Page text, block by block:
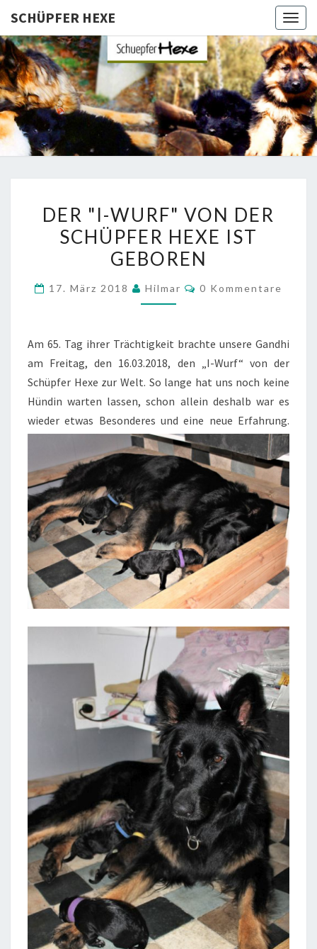
SCHÜPFER HEXE
HEXE
Langhaar
Schäferhunde
Von Den
Schüpfer
Hexen
"I-
WURF"
VON
SCHÜPFER
GEBOREN
DER "I-WURF" VON DER
SCHÜPFER HEXE IST
GEBOREN
17. März 2018 Hilmar Kommentare
0 Kommentare
Am 65. Tag ihrer Trächtigkeit brachte unsere Gandhi
am Freitag, den 16.03.2018, den „I-Wurf“ von der
Schüpfer Hexe zur Welt. So lange hat uns noch keine
Hündin warten lassen, schon allein deshalb war es
wieder etwas Besonderes und eine neue Erfahrung.